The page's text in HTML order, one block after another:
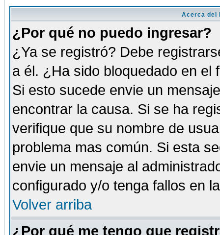
Acerca del
¿Por qué no puedo ingresar?
¿Ya se registró? Debe
a él. ¿Ha sido bloquedado en
Si esto sucede envie un
encontrar la causa. Si se ha
verifique que su nombre de
problema mas común. Si esta
envie un mensaje al
configurado y/o tenga fallos en
Volver arriba
¿Por qué me tengo que